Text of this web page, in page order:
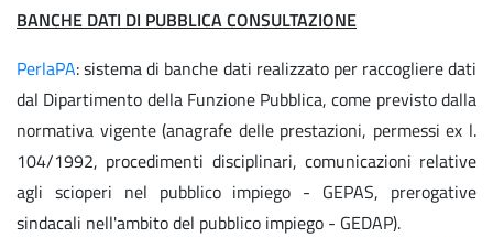
BANCHE DATI DI PUBBLICA CONSULTAZIONE
PerlaPA: sistema di banche dati realizzato per raccogliere dati
dal Dipartimento della Funzione Pubblica, come previsto dalla
normativa vigente (anagrafe delle prestazioni, permessi ex l.
104/1992, procedimenti disciplinari, comunicazioni relative
agli scioperi nel pubblico impiego - GEPAS, prerogative
sindacali nell'ambito del pubblico impiego - GEDAP).